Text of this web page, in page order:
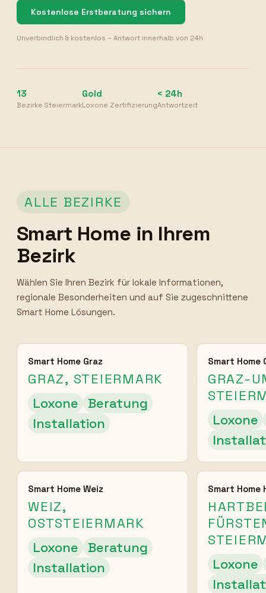
Kostenlose Erstberatung sichern
Unverbindlich & kostenlos – Antwort innerhalb von 24h
13
Bezirke Steiermark
Gold
Loxone Zertifizierung
< 24h
Antwortzeit
ALLE BEZIRKE
Smart Home in Ihrem
Bezirk
Wählen Sie Ihren Bezirk für lokale Informationen,
regionale Besonderheiten und auf Sie zugeschnittene
Smart Home Lösungen.
Smart Home Graz
GRAZ, STEIERMARK
Loxone
Beratung
Installation
Smart Home
GRAZ-
Loxone
Smart Home Weiz
WEIZ,
OSTSTEIERMARK
Loxone
Beratung
Installation
Smart
Loxone